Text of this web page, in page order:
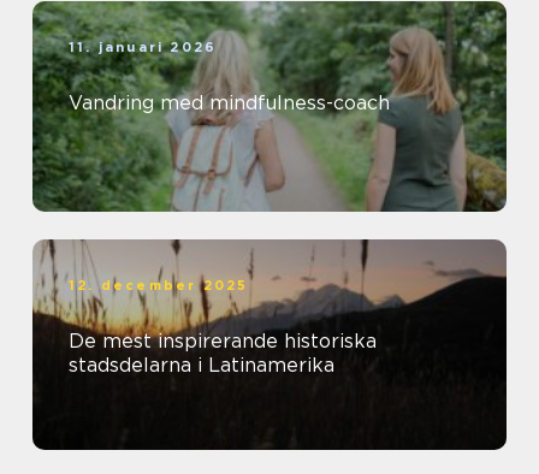
11. januari 2026
Vandring med mindfulness-coach
12. december 2025
De mest inspirerande historiska
stadsdelarna i Latinamerika